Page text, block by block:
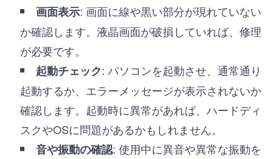
画面表示: 画面に線や黒い部分が現れていない
か確認します。液晶画面が破損していれば、修理
が必要です。
起動チェック: パソコンを起動させ、通常通り
起動するか、エラーメッセージが表示されないか
確認します。起動時に異常があれば、ハードディ
スクやOSに問題があるかもしれません。
音や振動の確認: 使用中に異音や異常な振動を